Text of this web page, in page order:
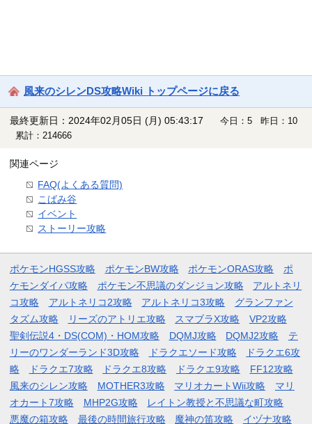
風来のシレンDS攻略Wiki トップページに戻る
最終更新日：2024年02月05日 (月) 05:43:17
今日：5 昨日：10
累計：214666
関連ページ
FAQ(よくある質問)
こばみ谷
イベント
ストーリー攻略
ポケモンHGSS攻略 ポケモンBW攻略 ポケモンORAS攻略
ポ
ケモンダイパ攻略
ポケモン不思議のダンジョン攻略
アルトネリ
コ攻略
アルトネリコ2攻略 アルトネリコ3攻略
グランファン
タズム攻略
リーズのアトリエ攻略 スマブラX攻略
VP2攻略
聖剣伝説4・DS(COM)・HOM攻略
DQMJ攻略 DQMJ2攻略
テ
リーのワンダーランド3D攻略
ドラクエソード攻略
ドラクエ6攻
略
ドラクエ7攻略 ドラクエ8攻略 ドラクエ9攻略
FF12攻略
風来のシレン攻略
MOTHER3攻略 マリオカートWii攻略
マリ
オカート7攻略
MHP2G攻略
レイトン教授と不思議な町攻略
悪魔の箱攻略
最後の時間旅行攻略 魔神の笛攻略 イヅナ攻略